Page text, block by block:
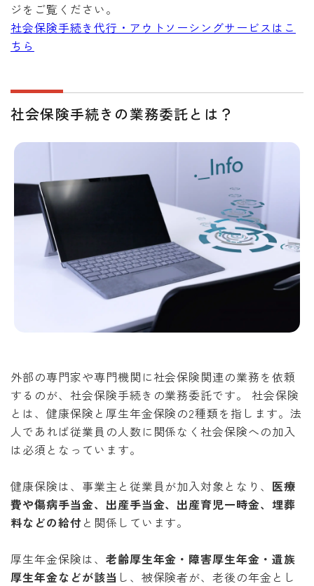
ジをご覧ください。
社会保険手続き代行・アウトソーシングサービスはこ
ちら
社会保険手続きの業務委託とは？
外部の専門家や専門機関に社会保険関連の業務を依頼
するのが、社会保険手続きの業務委託です。 社会保険
とは、健康保険と厚生年金保険の2種類を指します。法
人であれば従業員の人数に関係なく社会保険への加入
は必須となっています。
健康保険は、事業主と従業員が加入対象となり、 医療
費や傷病手当金、出産手当金、出産育児一時金、埋葬
料などの給付 と関係しています。
厚生年金保険は、 老齢厚生年金・障害厚生年金・遺族
厚生年金などが該当 し、 被保険者が、老後の年金とし